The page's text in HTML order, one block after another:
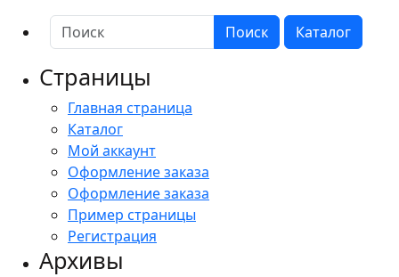
Поиск Каталог
Страницы
Главная страница
Каталог
Мой аккаунт
Оформление заказа
Оформление заказа
Пример страницы
Регистрация
Архивы